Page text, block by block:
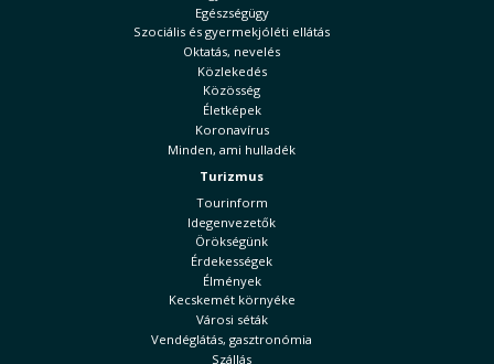
Egészségügy
Szociális és gyermekjóléti ellátás
Oktatás, nevelés
Közlekedés
Közösség
Életképek
Koronavírus
Minden, ami hulladék
Turizmus
Tourinform
Idegenvezetők
Örökségünk
Érdekességek
Élmények
Kecskemét környéke
Városi séták
Vendéglátás, gasztronómia
Szállás